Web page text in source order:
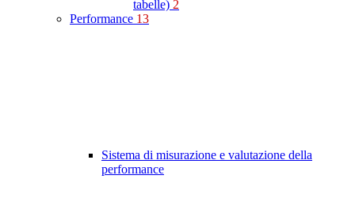
tabelle) 2
Performance 13
Sistema di misurazione e valutazione della
performance